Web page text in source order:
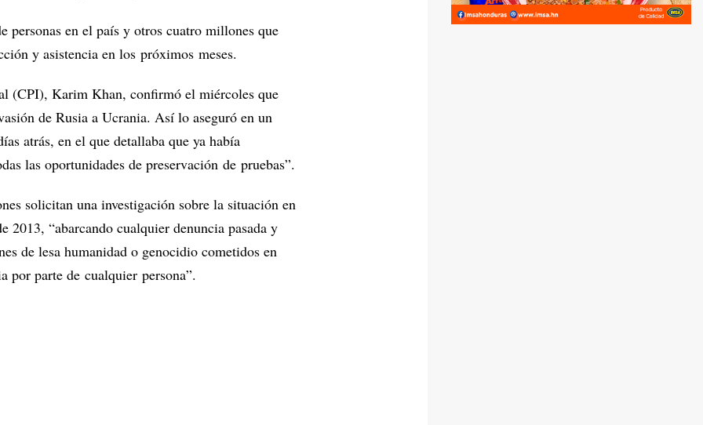
personas en el país y otros cuatro millones que
y asistencia en los próximos meses.
(CPI), Karim Khan, confirmó el miércoles que
de Rusia a Ucrania. Así lo aseguró en un
atrás, en el que detallaba que ya había
las oportunidades de preservación de pruebas”.
solicitan una investigación sobre la situación en
2013, “abarcando cualquier denuncia pasada y
de lesa humanidad o genocidio cometidos en
por parte de cualquier persona”.